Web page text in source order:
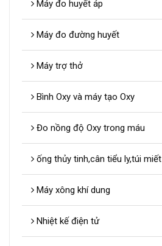
Máy đo huyết áp
Máy đo đường huyết
Máy trợ thở
Bình Oxy và máy tạo Oxy
Đo nồng độ Oxy trong máu
ống thủy tinh,cân tiểu ly,túi miết
Máy xông khí dung
Nhiệt kế điện tử